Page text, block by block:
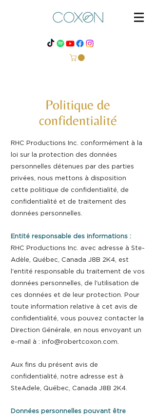
Politique de
confidentialité
RHC Productions Inc. conformément à la
loi sur la protection des données
personnelles détenues par des parties
privées, nous mettons à disposition
cette politique de confidentialité, de
confidentialité et de traitement des
données personnelles.
Entité responsable des informations :
RHC Productions Inc. avec adresse à Ste-
Adèle, Québec, Canada J8B 2K4, est
l'entité responsable du traitement de vos
données personnelles, de l'utilisation de
ces données et de leur protection. Pour
toute information relative à cet avis de
confidentialité, vous pouvez contacter la
Direction Générale, en nous envoyant un
e-mail à : info@robertcoxon.com.
Aux fins du présent avis de
confidentialité, notre adresse est à
SteAdele, Québec, Canada J8B 2K4.
Données personnelles pouvant être